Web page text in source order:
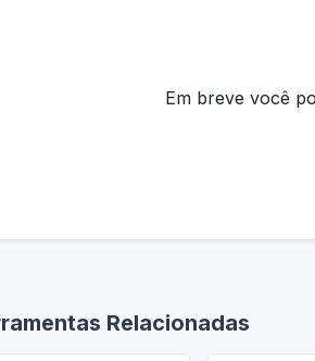
Em breve você
Relacionadas